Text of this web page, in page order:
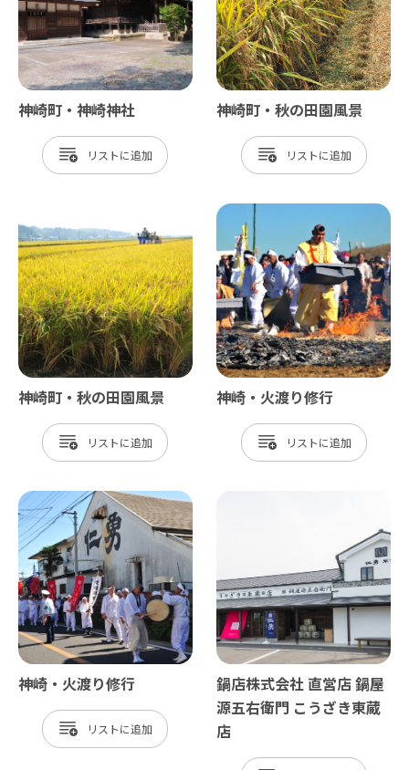
神崎町・神崎神社
リスト
神崎町・秋の田園風景
リスト
神崎町・秋の田園風景
リスト
神崎・火渡り修行
リスト
神崎・火渡り修行
リスト
鍋店株式会社 直営店 鍋屋
源五右衛門 こうざき東蔵
店